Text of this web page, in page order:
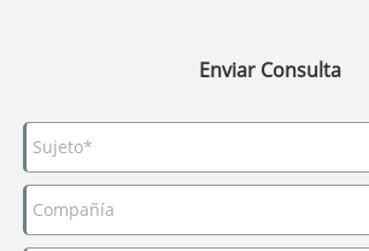
Enviar Consulta